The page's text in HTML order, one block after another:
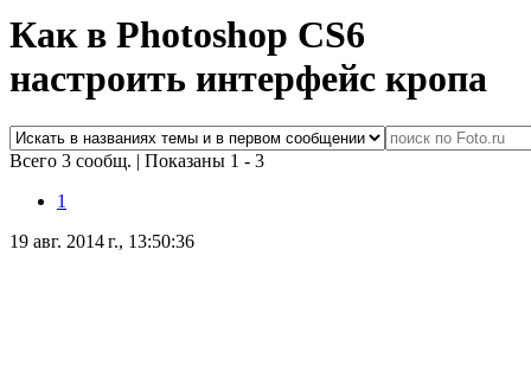
Как в Photoshop CS6
настроить интерфейс кропа
Всего 3 сообщ. | Показаны 1 - 3
1
19 авг. 2014 г., 13:50:36